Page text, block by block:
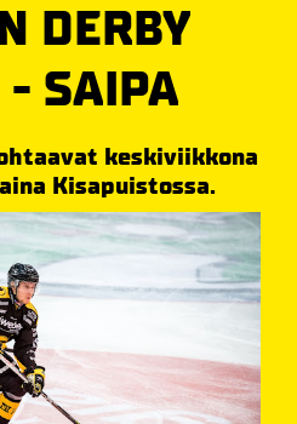
DERBY
- SAIPA
keskiviikkona
Kisapuistossa.